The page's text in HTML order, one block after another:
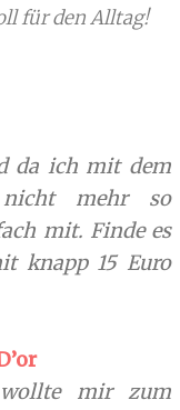
für den Alltag!
da ich mit dem
nicht mehr so
mit. Finde es
knapp 15 Euro
mir zum